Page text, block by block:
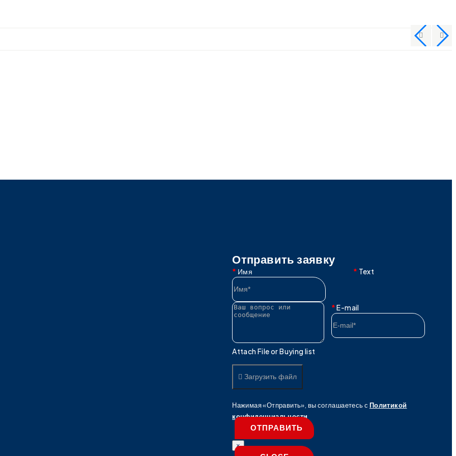
Отправить заявку
Имя
E-mail
Text
Attach File or Buying list
Загрузить файл
Нажимая «Отправить», вы соглашаетесь с Политикой
конфиденциальности
ОТПРАВИТЬ
×